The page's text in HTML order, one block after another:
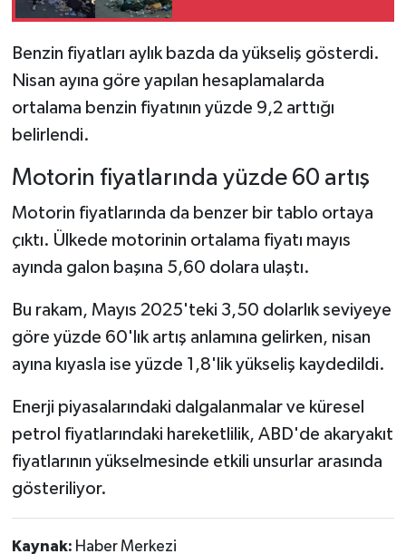
Benzin fiyatları aylık bazda da yükseliş gösterdi.
Nisan ayına göre yapılan hesaplamalarda
ortalama benzin fiyatının yüzde 9,2 arttığı
belirlendi.
Motorin fiyatlarında yüzde 60 artış
Motorin fiyatlarında da benzer bir tablo ortaya
çıktı. Ülkede motorinin ortalama fiyatı mayıs
ayında galon başına 5,60 dolara ulaştı.
Bu rakam, Mayıs 2025'teki 3,50 dolarlık seviyeye
göre yüzde 60'lık artış anlamına gelirken, nisan
ayına kıyasla ise yüzde 1,8'lik yükseliş kaydedildi.
Enerji piyasalarındaki dalgalanmalar ve küresel
petrol fiyatlarındaki hareketlilik, ABD'de akaryakıt
fiyatlarının yükselmesinde etkili unsurlar arasında
gösteriliyor.
Kaynak: Haber Merkezi